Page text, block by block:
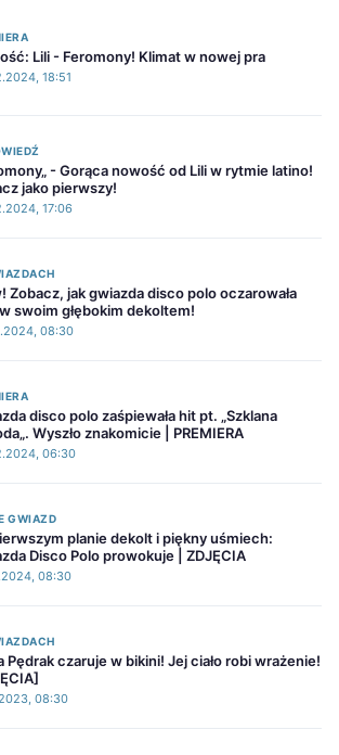
Lili - Feromony! Klimat w nowej pra
18:51
- Gorąca nowość od Lili w rytmie latino!
jako pierwszy!
17:06
Zobacz, jak gwiazda disco polo oczarowała
swoim głębokim dekoltem!
08:30
disco polo zaśpiewała hit pt. „Szklana
Wyszło znakomicie | PREMIERA
06:30
GWIAZD
planie dekolt i piękny uśmiech:
Disco Polo prowokuje | ZDJĘCIA
08:30
Pędrak czaruje w bikini! Jej ciało robi wrażenie!
08:30